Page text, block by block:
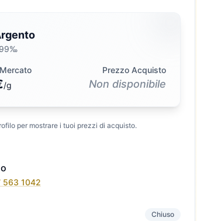
/g
Prezzo Acquisto
Non disponibile
per mostrare i tuoi prezzi di acquisto.
563 1042
Chiuso